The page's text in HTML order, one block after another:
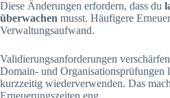
Diese Änderungen erfordern, dass du
überwachen musst. Häufigere
Verwaltungsaufwand.
Validierungsanforderungen
Domain- und Organisationsprüfungen
kurzzeitig wiederverwenden. Das